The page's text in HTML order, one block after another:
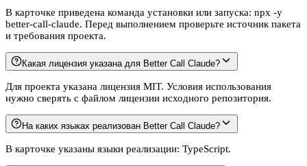
В карточке приведена команда установки или запуска: npx -y
better-call-claude. Перед выполнением проверьте источник пакета
и требования проекта.
Какая лицензия указана для Better Call Claude?
Для проекта указана лицензия MIT. Условия использования
нужно сверять с файлом лицензии исходного репозитория.
На каких языках реализован Better Call Claude?
В карточке указаны языки реализации: TypeScript.